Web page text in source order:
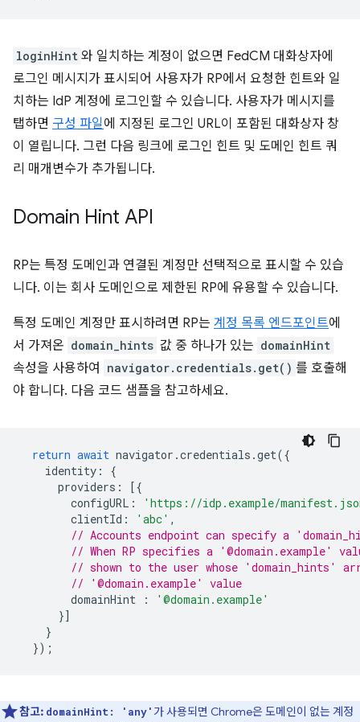
loginHint 와 일치하는 계정이 없으면 FedCM 대화상자에
로그인 메시지가 표시되어 사용자가 RP에서 요청한 힌트와 일
치하는 IdP 계정에 로그인할 수 있습니다. 사용자가 메시지를
탭하면 구성 파일에 지정된 로그인 URL이 포함된 대화상자 창
이 열립니다. 그런 다음 링크에 로그인 힌트 및 도메인 힌트 쿼
리 매개변수가 추가됩니다.
Domain Hint API
RP는 특정 도메인과 연결된 계정만 선택적으로 표시할 수 있습
니다. 이는 회사 도메인으로 제한된 RP에 유용할 수 있습니다.
특정 도메인 계정만 표시하려면 RP는 계정 목록 엔드포인트에
서 가져온 domain_hints 값 중 하나가 있는 domainHint
속성을 사용하여 navigator.credentials.get() 를 호출해
야 합니다. 다음 코드 샘플을 참고하세요.
return await navigator .credentials .get({
identity :
{
providers :
[{
configURL :
'https://idp.example/
clientId : 'abc' ,
// Accounts endpoint can specify a
// When RP specifies a '@domain.example'
// shown to the user whose 'domain_hints'
// '@domain.example' value
domainHint
:
'@domain.example'
}]
}
});
참고: domainHint: 'any' 가 사용되면 Chrome은 도메인이 없는 계정